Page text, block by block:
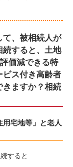
て、被相続人が
続すると、土地
価減できる特
ビス付き高齢者
きますか？相続
宅地等」と老人
すると